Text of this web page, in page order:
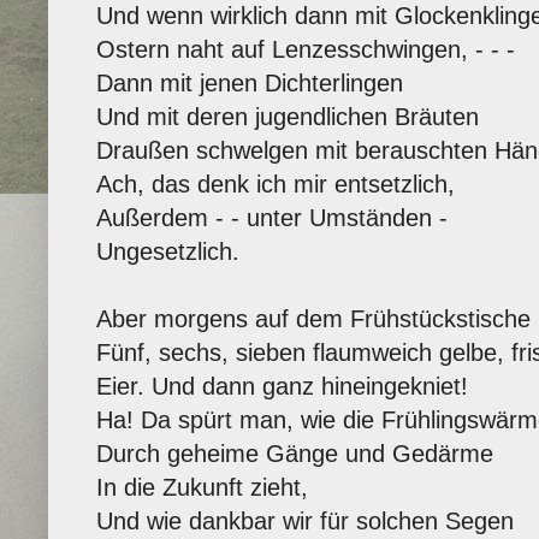
Und wenn wirklich dann mit
Ostern naht auf Lenzesschwingen, - - -
Dann mit jenen Dichterlingen
Und mit deren jugendlichen Bräuten
Draußen schwelgen mit berauschten
Ach, das denk ich mir entsetzlich,
Außerdem - - unter Umständen -
Ungesetzlich.
Aber morgens auf dem Frühstückstische
Fünf, sechs, sieben flaumweich gelbe,
Eier. Und dann ganz hineingekniet!
Ha! Da spürt man, wie die
Durch geheime Gänge und Gedärme
In die Zukunft zieht,
Und wie dankbar wir für solchen Segen